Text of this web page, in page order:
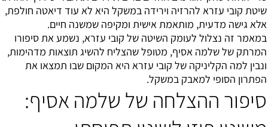
שיטת קובי עזרא להרזיה וירידה במשקל היא לא עוד דיאטה חולפת,
אלא גישה מדעית, מותאמת אישית ומקיפה שמשנה חיים.
במאמר זה נצלול לעומק השיטה של קובי עזרא, נשמע את סיפורו
המרתק של שלמה אסיף, מטופל שהצליח להשיג תוצאות מדהימות,
ונבין למה הקליניקה של קובי עזרא היא המקום שבו תמצאו את
הפתרון הסופי למאבק במשקל.
סיפור ההצלחה של שלמה אסיף: